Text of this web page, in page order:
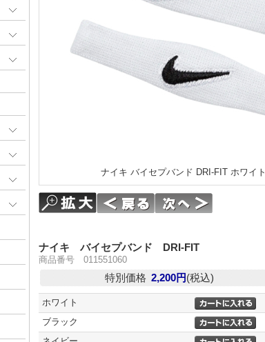
ナイキ バイセプバンド DRI-FIT ホワイト
ナイキ バイセプバンド DRI-FIT
商品番号 011551060
特別価格 2,200円(税込)
ホワイト
ブラック